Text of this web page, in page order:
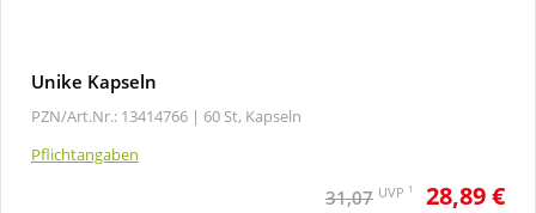
Unike Kapseln
PZN/Art.Nr.: 13414766 | 60 St, Kapseln
Pflichtangaben
31,07 UVP 1 28,89 €